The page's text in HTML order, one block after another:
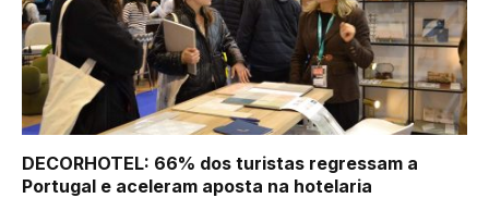
DECORHOTEL: 66% dos turistas regressam a
Portugal e aceleram aposta na hotelaria